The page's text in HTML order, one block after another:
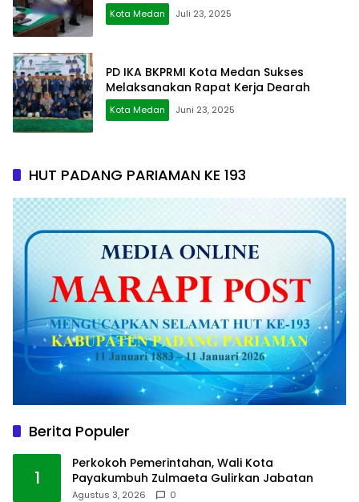
Kota Medan Juli 23, 2025
PD IKA BKPRMI Kota Medan Sukses
Melaksanakan Rapat Kerja Dearah
Kota Medan Juni 23, 2025
HUT PADANG PARIAMAN KE 193
Berita Populer
1
Perkokoh Pemerintahan, Wali Kota
Payakumbuh Zulmaeta Gulirkan Jabatan
Agustus 3, 2026 0